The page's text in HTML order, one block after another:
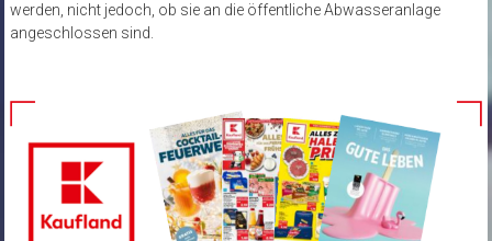
werden, nicht jedoch, ob sie an die öffentliche Abwasseranlage
angeschlossen sind.